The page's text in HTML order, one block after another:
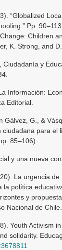
“Globalized
Pp.
Children
K. Strong, and
Ciudadanía y
Información:
Editorial.
Gálvez, G., &
ciudadana para
85–106).
y una nueva
La urgencia
la política
y
Nacional de Chile.
Youth Activism
solidarity.